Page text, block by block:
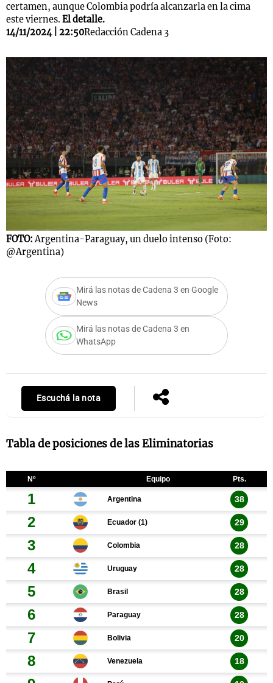
certamen, aunque Colombia podría alcanzarla en la cima
este viernes. El detalle.
14/11/2024 | 22:50Redacción Cadena 3
FOTO:Argentina-Paraguay, un duelo intenso (Foto:
@Argentina)
Mirá las notas de Cadena 3 en Google
News
Mirá las notas de Cadena 3 en
WhatsApp
Escuchá la nota
Tabla de posiciones de las Eliminatorias
Notas
Mundial 2026
Notas
La Sole en
Cadena 3